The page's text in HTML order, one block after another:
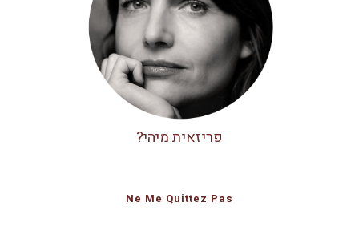
פריזאית מיהי?
Ne Me Quittez Pas